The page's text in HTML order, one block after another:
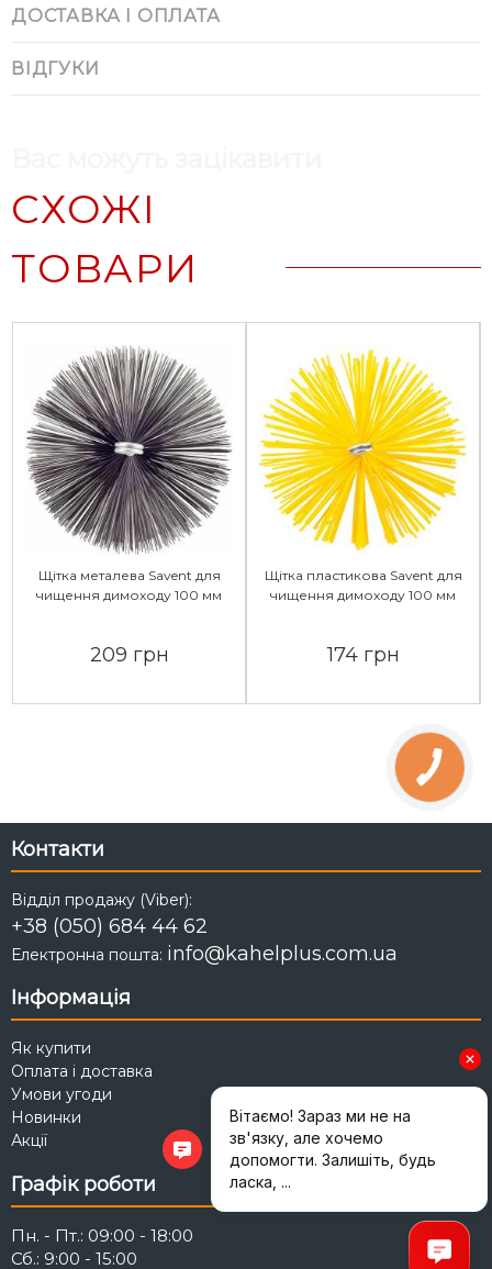
ДОСТАВКА І ОПЛАТА
ВІДГУКИ
СХОЖІ
ТОВАРИ
Щітка металева Savent для
чищення димоходу 100 мм
209 грн
Щітка пластикова Savent для
чищення димоходу 100 мм
174 грн
Контакти
Відділ продажу (Viber):
+38 (050) 684 44 62
Електронна пошта: info@kahelplus.com.ua
Інформація
Як купити
Оплата і доставка
Умови угоди
Новинки
Акції
Графік роботи
Пн. - Пт.: 09:00 - 18:00
Сб.: 9:00 - 15:00